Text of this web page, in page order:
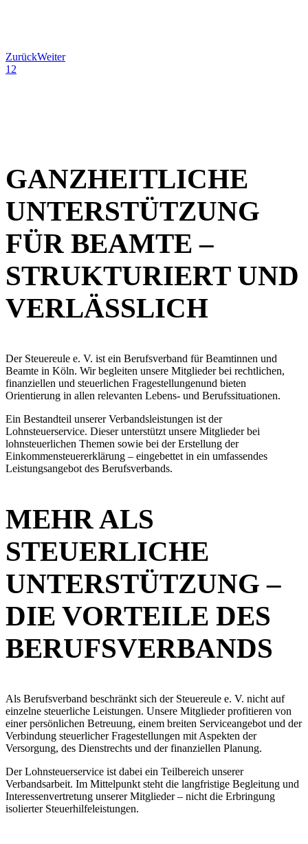
ZurückWeiter
1 2
GANZHEITLICHE
UNTERSTÜTZUNG
FÜR BEAMTE –
STRUKTURIERT UND
VERLÄSSLICH
Der Steuereule e. V. ist ein Berufsverband für Beamtinnen und
Beamte in Köln. Wir begleiten unsere Mitglieder bei rechtlichen,
finanziellen und steuerlichen Fragestellungenund bieten
Orientierung in allen relevanten Lebens- und Berufssituationen.
Ein Bestandteil unserer Verbandsleistungen ist der
Lohnsteuerservice. Dieser unterstützt unsere Mitglieder bei
lohnsteuerlichen Themen sowie bei der Erstellung der
Einkommensteuererklärung – eingebettet in ein umfassendes
Leistungsangebot des Berufsverbands.
MEHR ALS
STEUERLICHE
UNTERSTÜTZUNG –
DIE VORTEILE DES
BERUFSVERBANDS
Als Berufsverband beschränkt sich der Steuereule e. V. nicht auf
einzelne steuerliche Leistungen. Unsere Mitglieder profitieren von
einer persönlichen Betreuung, einem breiten Serviceangebot und der
Verbindung steuerlicher Fragestellungen mit Aspekten der
Versorgung, des Dienstrechts und der finanziellen Planung.
Der Lohnsteuerservice ist dabei ein Teilbereich unserer
Verbandsarbeit. Im Mittelpunkt steht die langfristige Begleitung und
Interessenvertretung unserer Mitglieder – nicht die Erbringung
isolierter Steuerhilfeleistungen.